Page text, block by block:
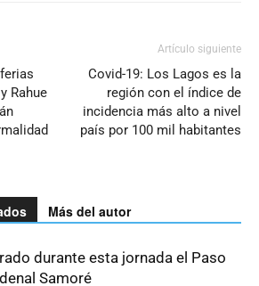
Rahue
Artículo siguiente
Covid-19: Los Lagos es la
región con el índice de
incidencia más alto a nivel
país por 100 mil habitantes
Más del autor
durante esta jornada el Paso
Samoré